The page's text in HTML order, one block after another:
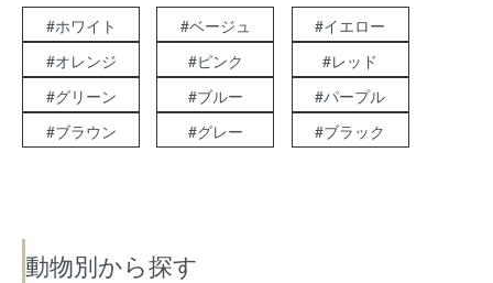
#ホワイト #ベージュ
#イエロー
#オレンジ
#ピンク
#レッド
#グリーン
#ブルー
#パープル
#ブラウン
#グレー #ブラック
動物別から探す